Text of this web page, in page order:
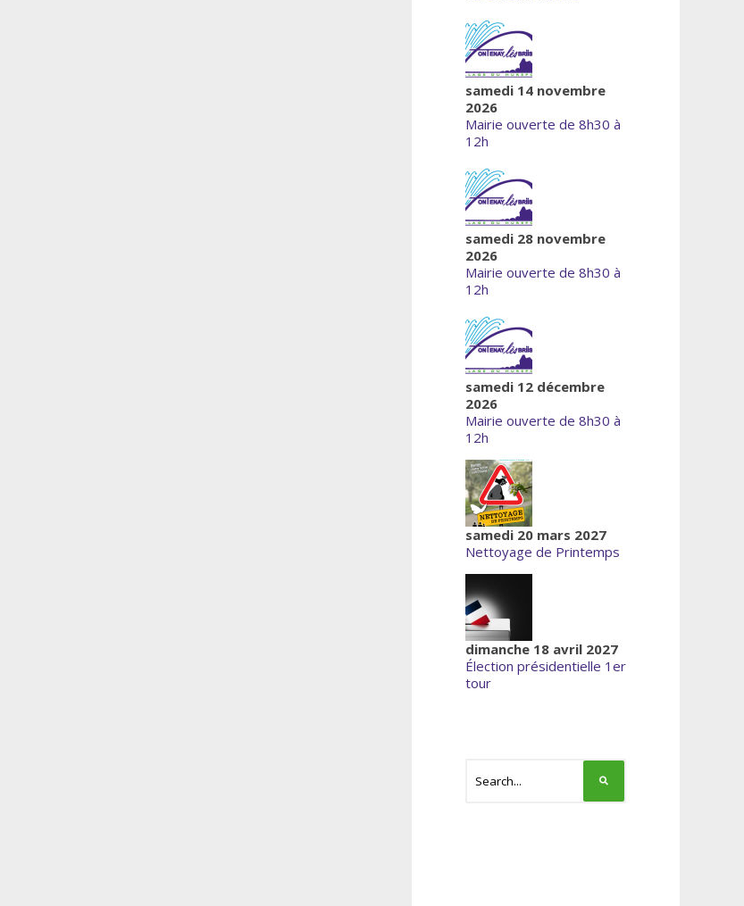
samedi 14 novembre
2026
Mairie ouverte de 8h30 à
12h
samedi 28 novembre
2026
Mairie ouverte de 8h30 à
12h
samedi 12 décembre
2026
Mairie ouverte de 8h30 à
12h
samedi 20 mars 2027
Nettoyage de Printemps
dimanche 18 avril 2027
Élection présidentielle 1er
tour